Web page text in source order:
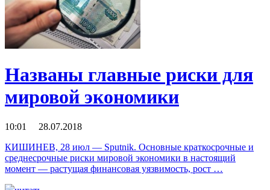
Названы главные риски для
мировой экономики
10:01 28.07.2018
КИШИНЕВ, 28 июл — Sputnik. Основные краткосрочные и
среднесрочные риски мировой экономики в настоящий
момент — растущая финансовая уязвимость, рост …